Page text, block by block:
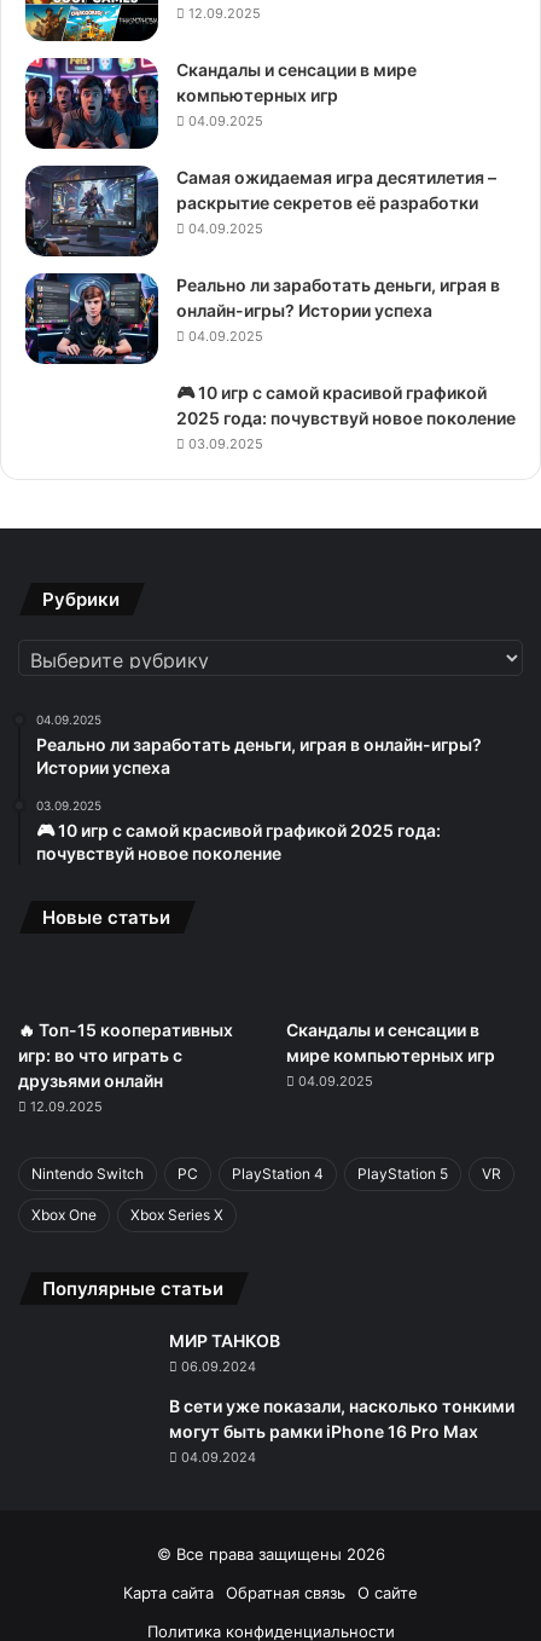
12.09.2025
Скандалы и сенсации в мире
компьютерных игр
04.09.2025
Самая ожидаемая игра десятилетия –
раскрытие секретов её разработки
04.09.2025
Реально ли заработать деньги, играя в
онлайн-игры? Истории успеха
04.09.2025
🎮 10 игр с самой красивой графикой
2025 года: почувствуй новое поколение
03.09.2025
Рубрики
Рубрики
04.09.2025
Реально ли заработать деньги, играя в онлайн-игры?
Истории успеха
03.09.2025
🎮 10 игр с самой красивой графикой 2025 года:
почувствуй новое поколение
Новые статьи
🔥 Топ-15 кооперативных
игр: во что играть с
друзьями онлайн
12.09.2025
Скандалы и сенсации в
мире компьютерных игр
04.09.2025
Nintendo Switch PC PlayStation 4 PlayStation 5 VR
Xbox One Xbox Series X
Популярные статьи
МИР ТАНКОВ
06.09.2024
В сети уже показали, насколько тонкими
могут быть рамки iPhone 16 Pro Max
04.09.2024
© Все права защищены 2026
Карта сайта
Обратная связь
О сайте
Политика конфиденциальности